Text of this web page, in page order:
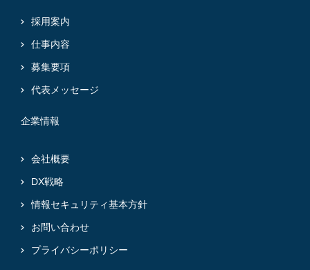
採用案内
仕事内容
募集要項
代表メッセージ
企業情報
会社概要
DX戦略
情報セキュリティ基本方針
お問い合わせ
プライバシーポリシー